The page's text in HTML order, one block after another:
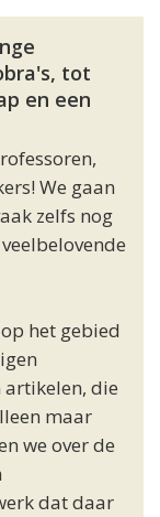
tot
en een
We gaan
zelfs nog
het gebied
die
maar
we over de
dat daar